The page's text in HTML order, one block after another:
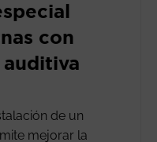
con
de un
mejorar la